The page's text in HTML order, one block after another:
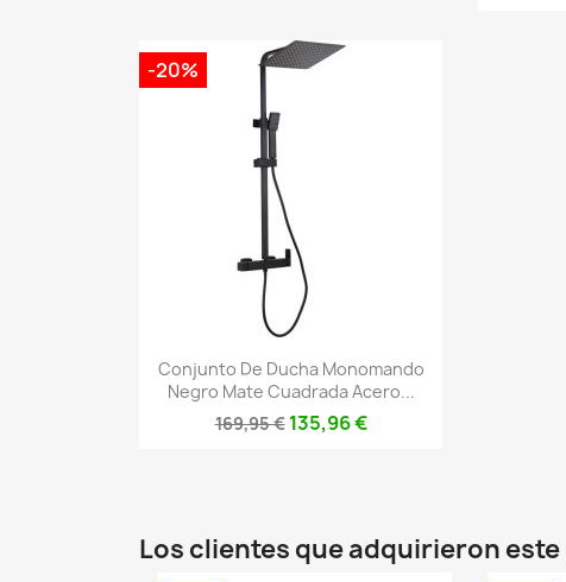
Vista rápida
Conjunto De Ducha Monomando
Negro Mate Cuadrada Acero...
169,95 € 135,96 €
-20%
Los clientes que adquirieron